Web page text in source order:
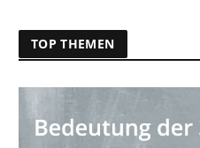
TOP THEMEN